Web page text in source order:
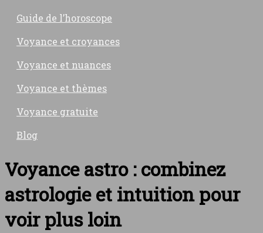
Guide de l’horoscope
Voyance et croyances
Voyance et nuances
Voyance et thèmes
Voyance gratuite
Blog
Voyance astro : combinez
astrologie et intuition pour
voir plus loin